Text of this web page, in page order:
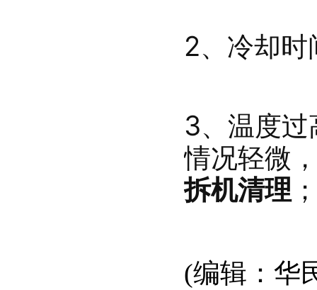
2、冷却时
3、温度
情况轻微
拆机清理
(编辑：华